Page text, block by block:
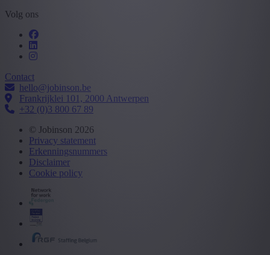
Volg ons
Contact
hello@jobinson.be
Frankrijklei 101, 2000 Antwerpen
+32 (0)3 800 67 89
© Jobinson 2026
Privacy statement
Erkenningsnummers
Disclaimer
Cookie policy